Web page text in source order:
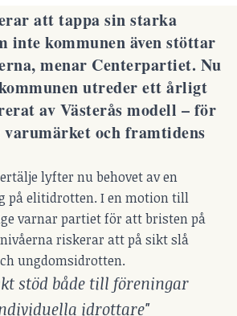
att tappa sin starka
kommunen även stöttar
menar Centerpartiet. Nu
utreder ett årligt
av Västerås modell – för
och framtidens
lyfter nu behovet av en
på elitidrotten. I en motion till
varnar partiet för att bristen på
riskerar att på sikt slå
ungdomsidrotten.
stöd både till föreningar
idrottare"